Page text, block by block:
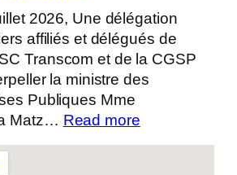
2026, Une délégation
affiliés et délégués de
Transcom et de la CGSP
la ministre des
Publiques Mme
Matz… Read more: